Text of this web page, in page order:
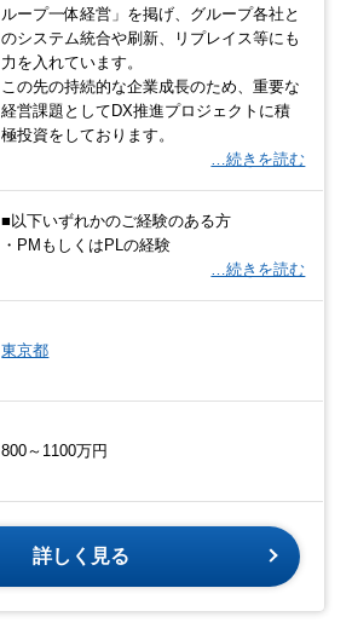
ループ一体経営」を掲げ、グループ各社と
のシステム統合や刷新、リプレイス等にも
力を入れています。
この先の持続的な企業成長のため、重要な
経営課題としてDX推進プロジェクトに積
極投資をしております。
…続きを読む
■以下いずれかのご経験のある方
・PMもしくはPLの経験
…続きを読む
東京都
800～1100万円
詳しく見る